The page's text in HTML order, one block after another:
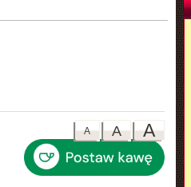
A
A
A